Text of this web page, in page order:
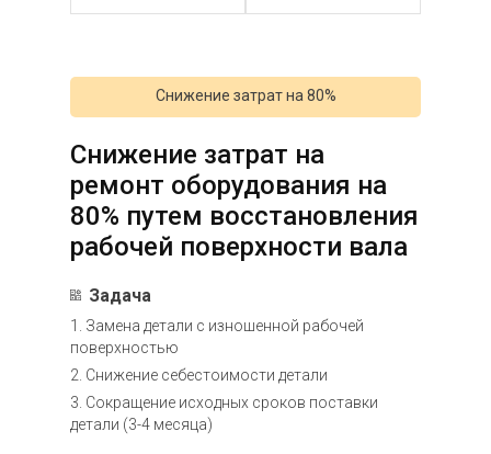
Снижение затрат на
ремонт оборудования на
80% путем восстановления
рабочей поверхности вала
1. Замена детали с изношенной рабочей
поверхностью
Задача
Снижение затрат на 80%
2. Снижение себестоимости детали
3. Сокращение исходных сроков поставки
детали (3-4 месяца)